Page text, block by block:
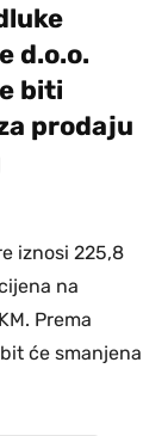
d.o.o.
biti
prodaju
iznosi 225,8
na
Prema
će smanjena